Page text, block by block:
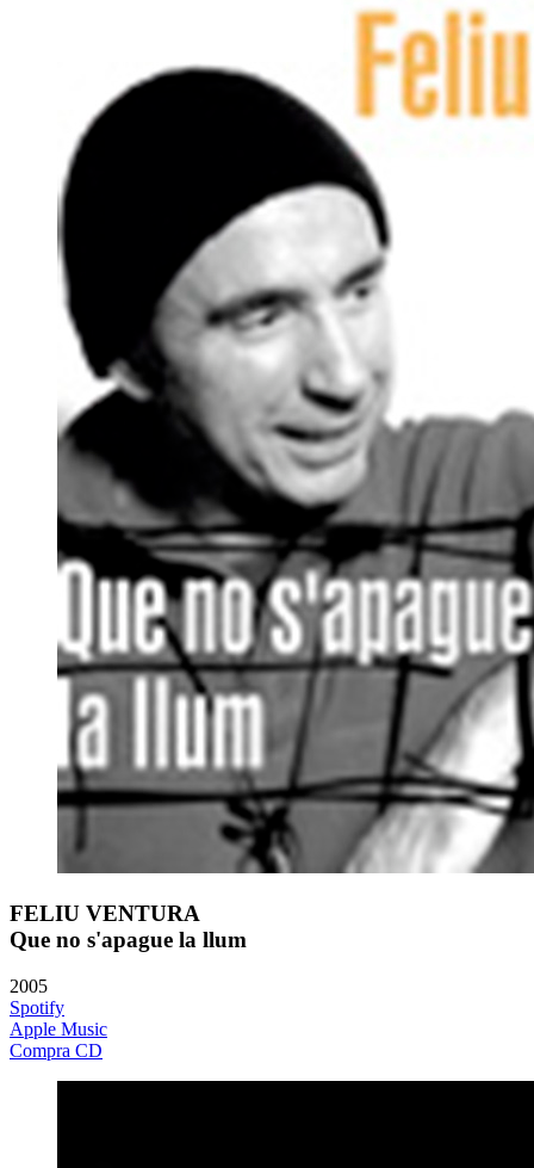
FELIU VENTURA
Que no s'apague la llum
2005
Spotify
Apple Music
Compra CD